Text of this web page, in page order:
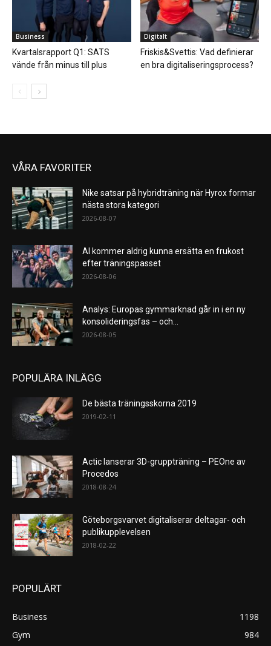
Business
Kvartalsrapport Q1: SATS
vände från minus till plus
Digitalt
Friskis&Svettis: Vad definierar
en bra digitaliseringsprocess?
VÅRA FAVORITER
Nike satsar på hybridträning när Hyrox formar
nästa stora kategori
2026-08-07
AI kommer aldrig kunna ersätta en frukost
efter träningspasset
2026-08-06
Analys: Europas gymmarknad går in i en ny
konsolideringsfas – och...
2026-08-05
POPULÄRA INLÄGG
De bästa träningsskorna 2019
2019-02-11
Actic lanserar 3D-gruppträning – PEOne av
Procedos
2018-08-24
Göteborgsvarvet digitaliserar deltagar- och
publikupplevelsen
2018-02-22
POPULÄRT
Business
1198
Gym
984